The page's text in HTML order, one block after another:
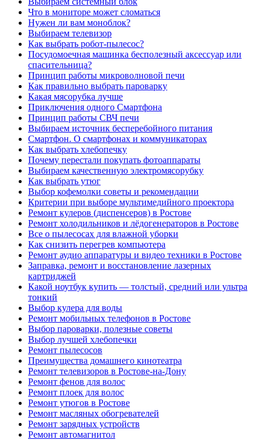
Что в мониторе может сломаться
Нужен ли вам моноблок?
Выбираем телевизор
Как выбрать робот-пылесос?
Посудомоечная машинка бесполезный аксессуар или
спасительница?
Принцип работы микроволновой печи
Как правильно выбрать пароварку
Какая мясорубка лучше
Приключения одного Смартфона
Принцип работы СВЧ печи
Выбираем источник бесперебойного питания
Смартфон. О смартфонах и коммуникаторах
Как выбрать хлебопечку
Почему перестали покупать фотоаппараты
Выбираем качественную электромясорубку
Как выбрать утюг
Выбор кофемолки советы и рекомендации
Критерии при выборе мультимедийного проектора
Ремонт кулеров (диспенсеров) в Ростове
Ремонт холодильников и лёдогенераторов в Ростове
Все о пылесосах для влажной уборки
Как снизить перегрев компьютера
Ремонт аудио аппаратуры и видео техники в Ростове
Заправка, ремонт и восстановление лазерных
картриджей
Какой ноутбук купить — толстый, средний или ультра
тонкий
Выбор кулера для воды
Ремонт мобильных телефонов в Ростове
Выбор пароварки, полезные советы
Выбор лучшей хлебопечки
Ремонт пылесосов
Преимущества домашнего кинотеатра
Ремонт телевизоров в Ростове-на-Дону
Ремонт фенов для волос
Ремонт плоек для волос
Ремонт утюгов в Ростове
Ремонт масляных обогревателей
Ремонт зарядных устройств
Ремонт автомагнитол